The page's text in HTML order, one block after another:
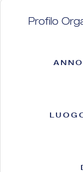
Profilo